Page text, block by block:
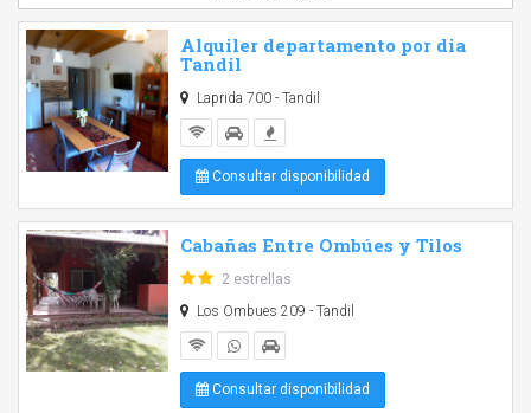
Alquiler departamento por dia
Tandil
Laprida 700 - Tandil
Consultar disponibilidad
Cabañas Entre Ombúes y Tilos
2 estrellas
Los Ombues 209 - Tandil
Consultar disponibilidad